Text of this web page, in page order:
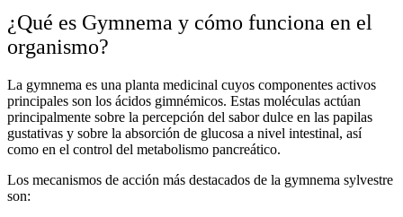
¿Qué es Gymnema y cómo funciona en el
organismo?
La gymnema es una planta medicinal cuyos componentes activos
principales son los ácidos gimnémicos. Estas moléculas actúan
principalmente sobre la percepción del sabor dulce en las papilas
gustativas y sobre la absorción de glucosa a nivel intestinal, así
como en el control del metabolismo pancreático.
Los mecanismos de acción más destacados de la gymnema sylvestre
son: